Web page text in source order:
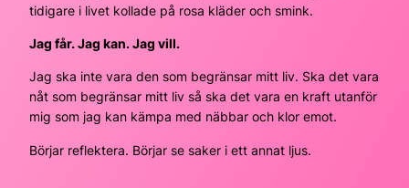
tidigare i livet kollade på rosa kläder och smink.
Jag får. Jag kan. Jag vill.
Jag ska inte vara den som begränsar mitt liv. Ska det vara
nåt som begränsar mitt liv så ska det vara en kraft utanför
mig som jag kan kämpa med näbbar och klor emot.
Börjar reflektera. Börjar se saker i ett annat ljus.